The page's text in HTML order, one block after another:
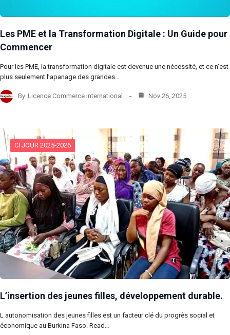
Les PME et la Transformation Digitale : Un Guide pour
Commencer
Pour les PME, la transformation digitale est devenue une nécessité, et ce n’est
plus seulement l’apanage des grandes…
By Licence Commerce international Nov 26, 2025
CI JOUR 2025-2026
L’insertion des jeunes filles, développement durable.
L autonomisation des jeunes filles est un facteur clé du progrès social et
économique au Burkina Faso. Read…